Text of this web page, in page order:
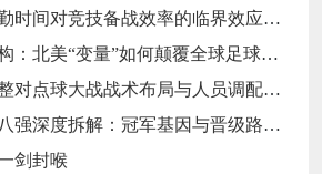
训练基地与赛场通勤时间对竞技备战效率的临界效应研究
2026世界杯地缘重构：北美“变量”如何颠覆全球足球秩序
加时赛换人规则调整对点球大战战术布局与人员调配的影响分析
2026美加墨世界杯八强深度拆解：冠军基因与晋级路线终极预演
剑封喉